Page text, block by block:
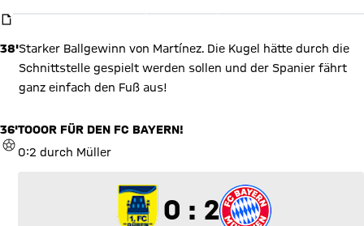
GIPHY-ANIMATIONverarbeiten. Vorher kann das soziale Netzwerk keine Daten über
gespeichert und Sie können dies jederzeit in derCookie-
Einwilligungslösung ändern. Details: Datenschutzerklärung
38'Starker Ballgewinn von Martínez. Die Kugel hätte durch die
Schnittstelle gespielt werden sollen und der Spanier fährt
ganz einfach den Fuß aus!
36'
TOR
TOOOR FÜR DEN FC BAYERN!
0:2 durch Müller
0 zu 2
0 : 2